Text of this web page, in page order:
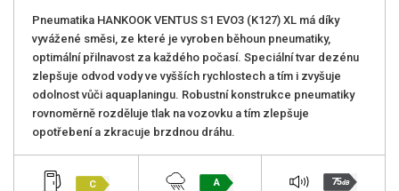
Pneumatika HANKOOK VENTUS S1 EVO3 (K127) XL má díky
vyvážené směsi, ze které je vyroben běhoun pneumatiky,
optimální přilnavost za každého počasí. Speciální tvar dezénu
zlepšuje odvod vody ve vyšších rychlostech a tím i zvyšuje
odolnost vůči aquaplaningu. Robustní konstrukce pneumatiky
rovnoměrně rozděluje tlak na vozovku a tím zlepšuje
opotřebení a zkracuje brzdnou dráhu.
C A 75dB